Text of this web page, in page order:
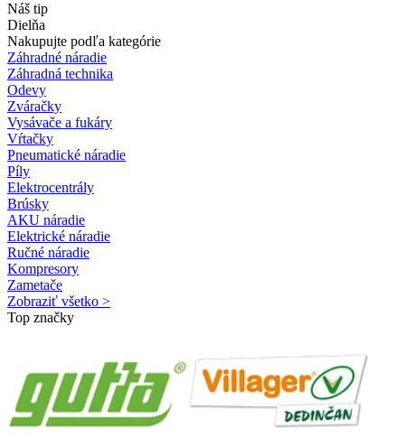
Náš tip
Dielňa
Nakupujte podľa kategórie
Záhradné náradie
Záhradná technika
Odevy
Zváračky
Vysávače a fukáry
Vŕtačky
Pneumatické náradie
Píly
Elektrocentrály
Brúsky
AKU náradie
Elektrické náradie
Ručné náradie
Kompresory
Zametače
Zobraziť všetko >
Top značky